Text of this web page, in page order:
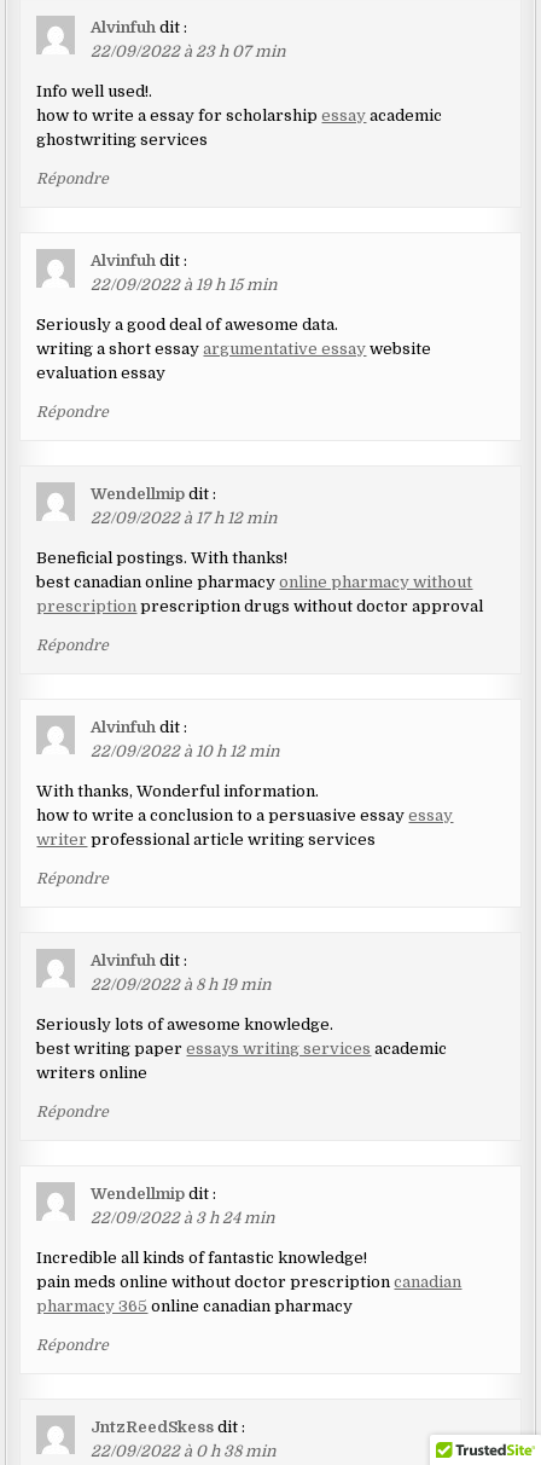
Alvinfuh dit :
22/09/2022 à 23 h 07 min
Info well used!.
how to write a essay for scholarshipessay academic
ghostwriting services
Répondre
Alvinfuh dit :
22/09/2022 à 19 h 15 min
Seriously a good deal of awesome data.
writing a short essayargumentative essay website
evaluation essay
Répondre
Wendellmip dit :
22/09/2022 à 17 h 12 min
Beneficial postings. With thanks!
best canadian online pharmacyonline pharmacy without
prescription prescription drugs without doctor approval
Répondre
Alvinfuh dit :
22/09/2022 à 10 h 12 min
With thanks, Wonderful information.
how to write a conclusion to a persuasive essayessay
writer professional article writing services
Répondre
Alvinfuh dit :
22/09/2022 à 8 h 19 min
Seriously lots of awesome knowledge.
best writing paperessays writing services academic
writers online
Répondre
Wendellmip dit :
22/09/2022 à 3 h 24 min
Incredible all kinds of fantastic knowledge!
pain meds online without doctor prescriptioncanadian
pharmacy 365 online canadian pharmacy
Répondre
JntzReedSkess dit :
22/09/2022 à 0 h 38 min